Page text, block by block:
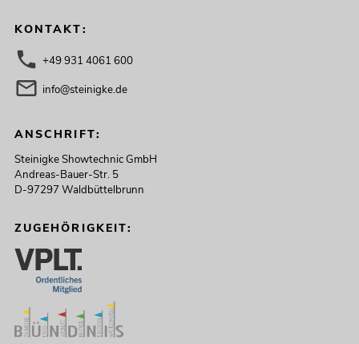
KONTAKT:
+49 931 4061 600
info@steinigke.de
ANSCHRIFT:
Steinigke Showtechnic GmbH
Andreas-Bauer-Str. 5
D-97297 Waldbüttelbrunn
ZUGEHÖRIGKEIT: